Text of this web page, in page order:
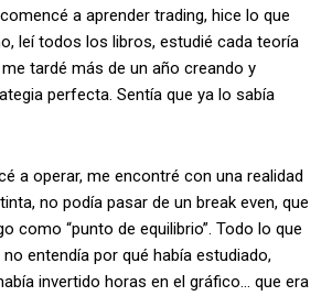
a aprender trading, hice lo que
leí todos los libros, estudié cada teoría
tardé más de un año creando y
perfecta. Sentía que ya lo sabía
a operar, me encontré con una realidad
no podía pasar de un break even, que
como “punto de equilibrio”. Todo lo que
no entendía por qué había estudiado,
invertido horas en el gráfico… que era